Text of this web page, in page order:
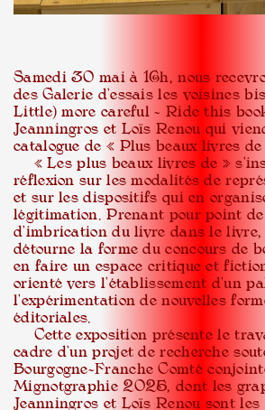
Samedi 30 mai à 16h, nous
des Galerie d’essais les voisines
Little) more careful – Ride this
Jeanningros et Loïs Renou qui
catalogue de « Plus beaux livres de
« Les plus beaux livres de »
réflexion sur les modalités de
et sur les dispositifs qui en
légitimation. Prenant pour point
d’imbrication du livre dans le
détourne la forme du concours de
en faire un espace critique et
orienté vers l’établissement d’un
l’expérimentation de nouvelles
éditoriales.
Cette exposition présente le
cadre d’un projet de recherche
Bourgogne-Franche Comté
Mignotgraphie 2025, dont les
Jeanningros et Loïs Renou sont